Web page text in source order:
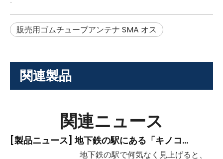
販売用ゴムチューブアンテナ SMA オス
関連製品
関連ニュース
[製品ニュース] 地下鉄の駅にある「キノコの頭」の形をした装置は何ですか?
地下鉄の駅で何気なく見上げると、